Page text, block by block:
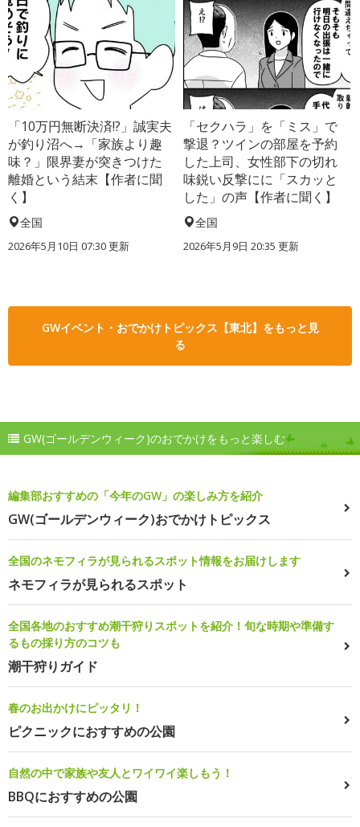
「10万円無断決済!?」誠実夫
が釣り沼へ→「家族より趣
味？」限界妻が突きつけた
離婚という結末【作者に聞
く】
全国
2026年5月10日 07:30 更新
「セクハラ」を「ミス」で
撃退？ツインの部屋を予約
した上司、女性部下の切れ
味鋭い反撃にに「スカッと
した」の声【作者に聞く】
全国
2026年5月9日 20:35 更新
GWイベント・おでかけトピックス【東北】をもっと見
る
GW(ゴールデンウィーク)のおでかけをもっと楽しむ
編集部おすすめの「今年のGW」の楽しみ方を紹介
GW(ゴールデンウィーク)おでかけトピックス
全国のネモフィラが見られるスポット情報をお届けします
ネモフィラが見られるスポット
全国各地のおすすめ潮干狩りスポットを紹介！旬な時期や準備す
るもの採り方のコツも
潮干狩りガイド
春のお出かけにピッタリ！
ピクニックにおすすめの公園
自然の中で家族や友人とワイワイ楽しもう！
BBQにおすすめの公園